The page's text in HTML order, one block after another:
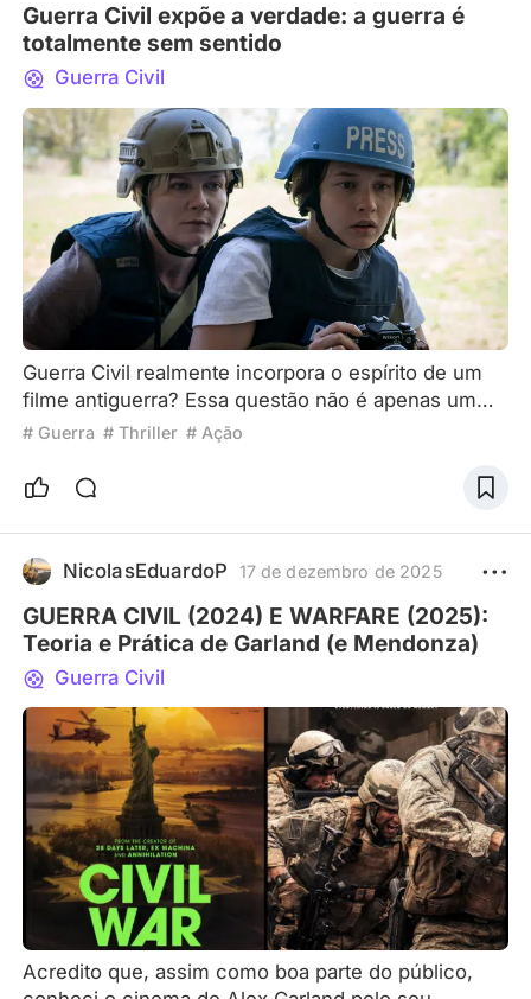
Guerra Civil expõe a verdade: a guerra é
totalmente sem sentido
Guerra Civil
Guerra Civil realmente incorpora o espírito de um
filme antiguerra? Essa questão não é apenas um
pensamento passageiro que me ocorreu após ver o
sobre um conflito militar, e isso, juntamente com os
meses, levaram-me a pensar profundamente nas
implicações da guerra. Continue firme na minha
crença de que Bar
# Guerra # Thriller # Ação
NicolasEduardoP 17 de dezembro de 2025
GUERRA CIVIL (2024) E WARFARE (2025):
Teoria e Prática de Garland (e Mendonza)
Guerra Civil
Acredito que, assim como boa parte do público,